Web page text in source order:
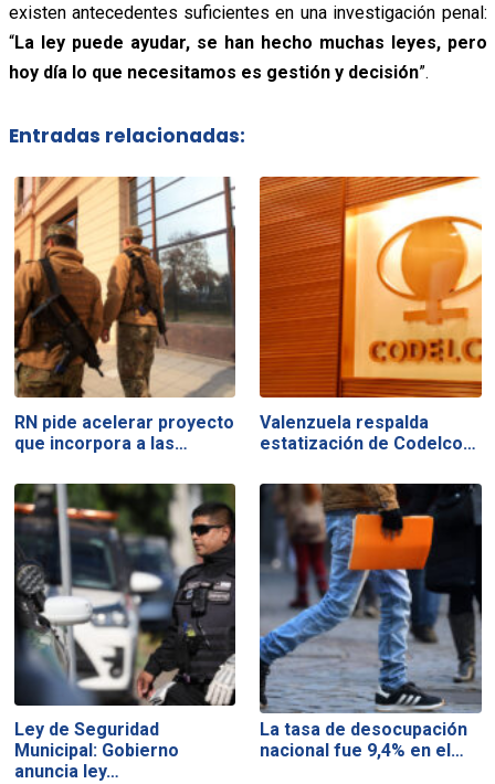
existen antecedentes suficientes en una investigación penal:
“La ley puede ayudar, se han hecho muchas leyes, pero
hoy día lo que necesitamos es gestión y decisión”.
Entradas relacionadas:
RN pide acelerar proyecto
que incorpora a las…
Valenzuela respalda
estatización de Codelco…
Ley de Seguridad
Municipal: Gobierno
anuncia ley…
La tasa de desocupación
nacional fue 9,4% en el…